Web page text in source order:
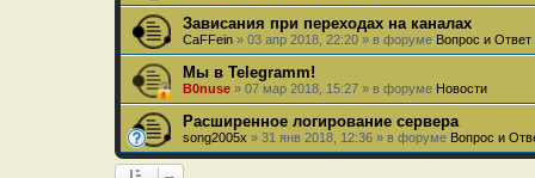
Зависания при переходах на каналах
CaFFein » 03 апр 2018, 22:20 » в форуме Вопрос и Ответ
Мы в Telegramm!
B0nuse » 07 мар 2018, 15:27 » в форуме Новости
Расширенное логирование сервера
song2005x » 31 янв 2018, 12:36 » в форуме Вопрос и